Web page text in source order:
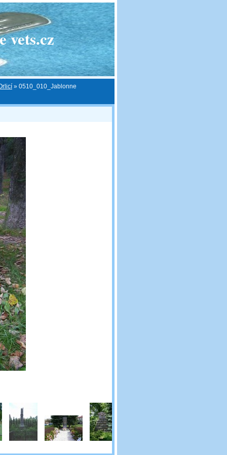
vets.cz
» 0510_010_Jablonne